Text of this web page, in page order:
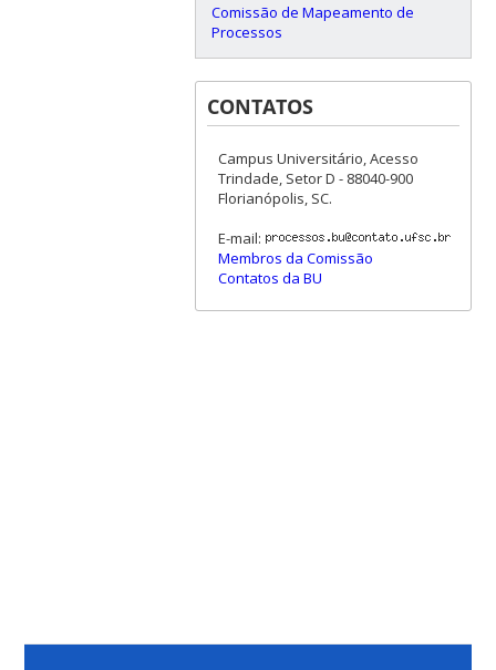
Comissão de Mapeamento de
Processos
CONTATOS
Campus Universitário, Acesso
Trindade, Setor D - 88040-900
Florianópolis, SC.
E-mail:
Membros da Comissão
Contatos da BU